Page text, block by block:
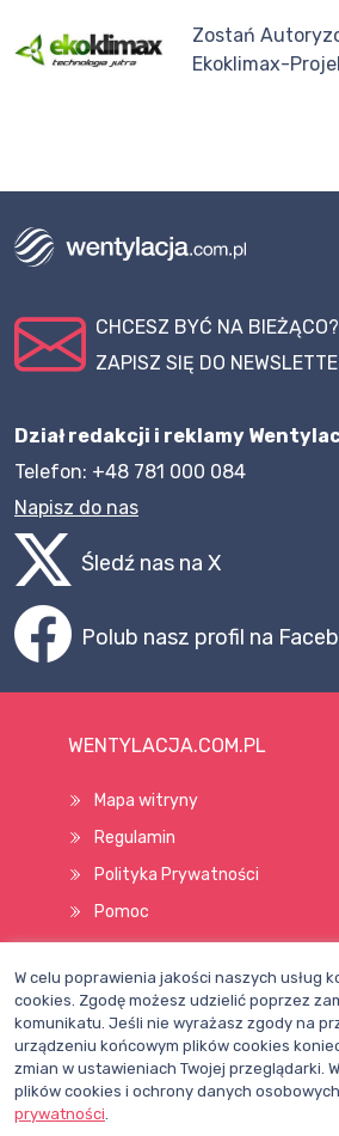
Zostań
Ekoklimax-
CHCESZ BYĆ NA BIEŻĄCO?
ZAPISZ SIĘ DO
Dział redakcji i reklamy
Telefon: +48 781 000 084
Napisz do nas
Śledź nas na X
Polub nasz profil na
WENTYLACJA.COM.PL
Mapa witryny
Regulamin
Polityka Prywatności
Pomoc
Wszelkie prawa
W celu poprawienia jakości naszych usług
cookies. Zgodę możesz udzielić poprzez
komunikatu. Jeśli nie wyrażasz zgody na
urządzeniu końcowym plików cookies
zmian w ustawieniach Twojej przeglądarki.
plików cookies i ochrony danych
prywatności.